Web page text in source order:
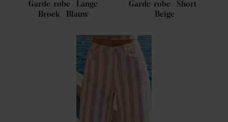
Garde-robe - Lange
Broek - Blauw
Garde-robe - Short -
Beige